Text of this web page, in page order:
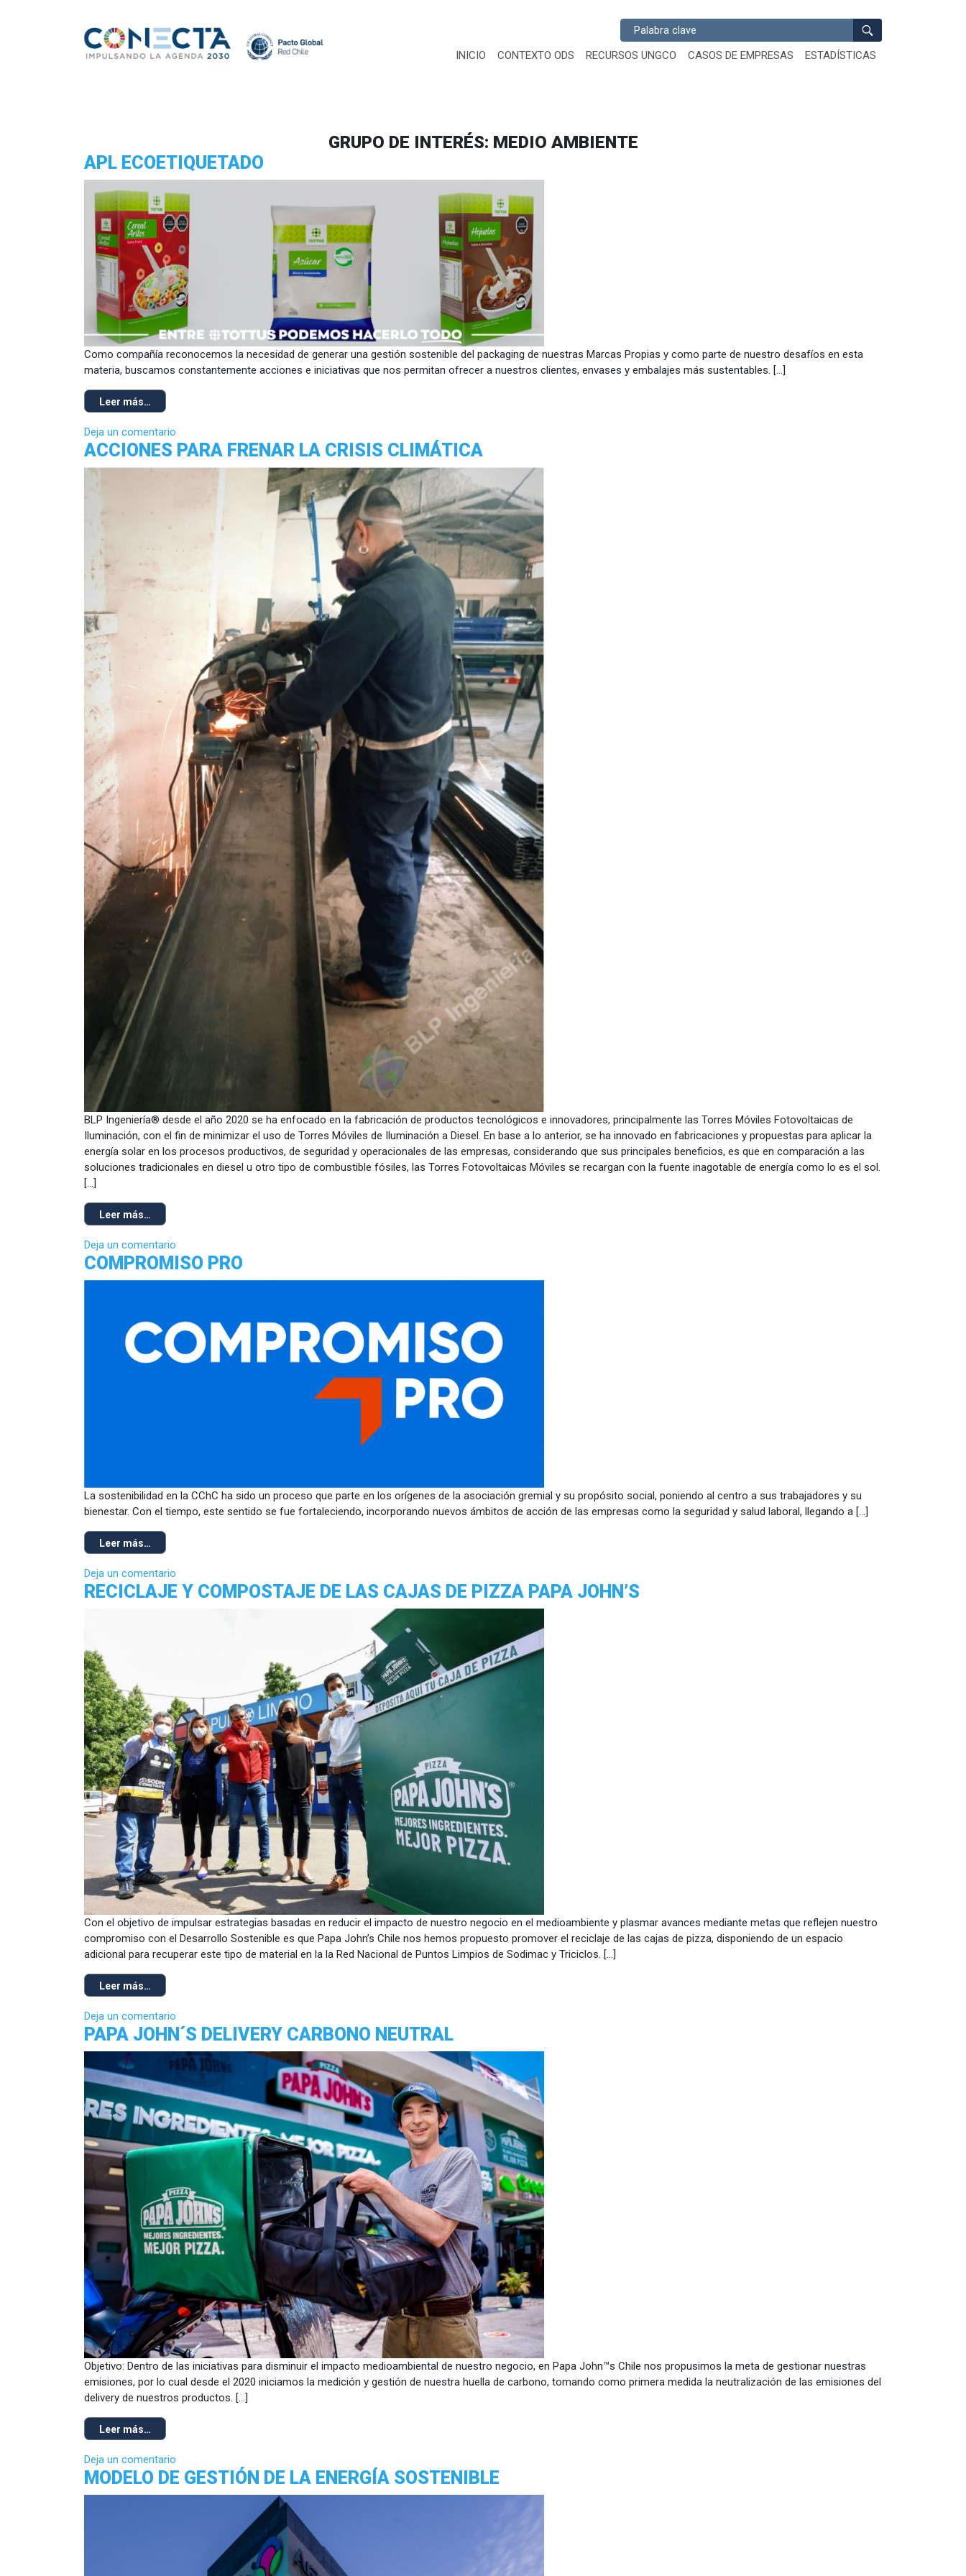
Buscar
INICIO CONTEXTO ODS RECURSOS UNGCO CASOS DE EMPRESAS ESTADÍSTICAS
GRUPO DE INTERÉS: MEDIO AMBIENTE
APL ECOETIQUETADO
Como compañía reconocemos la necesidad de generar una gestión sostenible del packaging de nuestras Marcas Propias y como parte de nuestro desafíos en esta
materia, buscamos constantemente acciones e iniciativas que nos permitan ofrecer a nuestros clientes, envases y embalajes más sustentables. […]
Leer más…
Deja un comentario
ACCIONES PARA FRENAR LA CRISIS CLIMÁTICA
BLP Ingeniería® desde el año 2020 se ha enfocado en la fabricación de productos tecnológicos e innovadores, principalmente las Torres Móviles Fotovoltaicas de
Iluminación, con el fin de minimizar el uso de Torres Móviles de Iluminación a Diesel. En base a lo anterior, se ha innovado en fabricaciones y propuestas para aplicar la
energía solar en los procesos productivos, de seguridad y operacionales de las empresas, considerando que sus principales beneficios, es que en comparación a las
soluciones tradicionales en diesel u otro tipo de combustible fósiles, las Torres Fotovoltaicas Móviles se recargan con la fuente inagotable de energía como lo es el sol.
[…]
Leer más…
Deja un comentario
COMPROMISO PRO
La sostenibilidad en la CChC ha sido un proceso que parte en los orígenes de la asociación gremial y su propósito social, poniendo al centro a sus trabajadores y su
bienestar. Con el tiempo, este sentido se fue fortaleciendo, incorporando nuevos ámbitos de acción de las empresas como la seguridad y salud laboral, llegando a […]
Leer más…
Deja un comentario
RECICLAJE Y COMPOSTAJE DE LAS CAJAS DE PIZZA PAPA JOHN’S
Con el objetivo de impulsar estrategias basadas en reducir el impacto de nuestro negocio en el medioambiente y plasmar avances mediante metas que reflejen nuestro
compromiso con el Desarrollo Sostenible es que Papa John’s Chile nos hemos propuesto promover el reciclaje de las cajas de pizza, disponiendo de un espacio
adicional para recuperar este tipo de material en la la Red Nacional de Puntos Limpios de Sodimac y Triciclos. […]
Leer más…
Deja un comentario
PAPA JOHN´S DELIVERY CARBONO NEUTRAL
Objetivo: Dentro de las iniciativas para disminuir el impacto medioambiental de nuestro negocio, en Papa John™s Chile nos propusimos la meta de gestionar nuestras
emisiones, por lo cual desde el 2020 iniciamos la medición y gestión de nuestra huella de carbono, tomando como primera medida la neutralización de las emisiones del
delivery de nuestros productos. […]
Leer más…
Deja un comentario
MODELO DE GESTIÓN DE LA ENERGÍA SOSTENIBLE